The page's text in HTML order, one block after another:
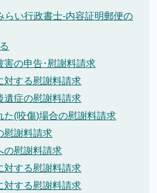
らい行政書士-内容証明郵便の
害の申告･慰謝料請求
対する慰謝料請求
遺症の慰謝料請求
た(咬傷)場合の慰謝料請求
慰謝料請求
の慰謝料請求
対する慰謝料請求
対する慰謝料請求